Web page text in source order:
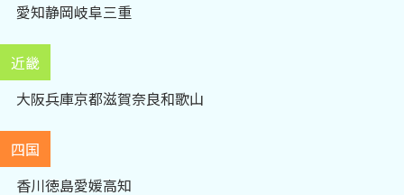
愛知静岡岐阜三重
近畿
大阪兵庫京都滋賀奈良和歌山
四国
香川徳島愛媛高知